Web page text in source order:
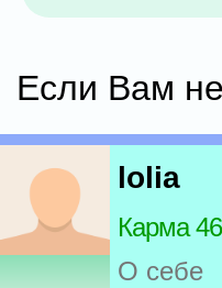
Если Вам
lolia
Карма 46
О себе